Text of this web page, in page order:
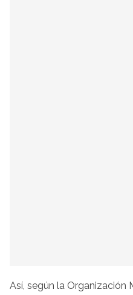
Así, según la Organización